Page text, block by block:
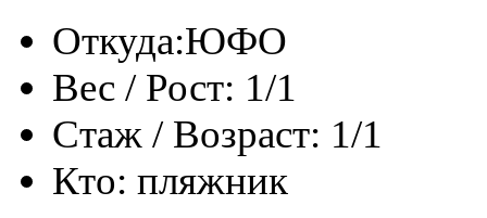
Откуда:ЮФО
Вес / Рост: 1/1
Стаж / Возраст: 1/1
Кто: пляжник